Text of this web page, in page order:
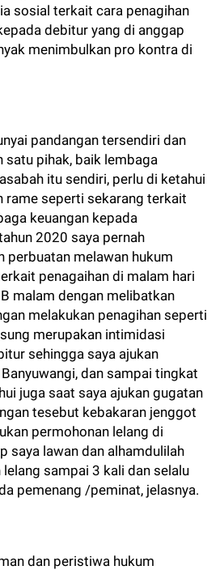
sosial terkait cara penagihan
debitur yang di anggap
menimbulkan pro kontra di
pandangan tersendiri dan
satu pihak, baik lembaga
itu sendiri, perlu di ketahui
rame seperti sekarang terkait
keuangan kepada
2020 saya pernah
perbuatan melawan hukum
penagaihan di malam hari
malam dengan melibatkan
melakukan penagihan seperti
merupakan intimidasi
sehingga saya ajukan
dan sampai tingkat
juga saat saya ajukan gugatan
tesebut kebakaran jenggot
permohonan lelang di
saya lawan dan alhamdulilah
sampai 3 kali dan selalu
pemenang /peminat, jelasnya.
dan peristiwa hukum